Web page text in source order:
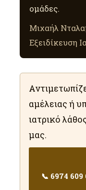
ομάδες.
Μιχαήλ
Εξειδίκευση
αμέλειας ή
ιατρικό
μας.
📞 6974 609